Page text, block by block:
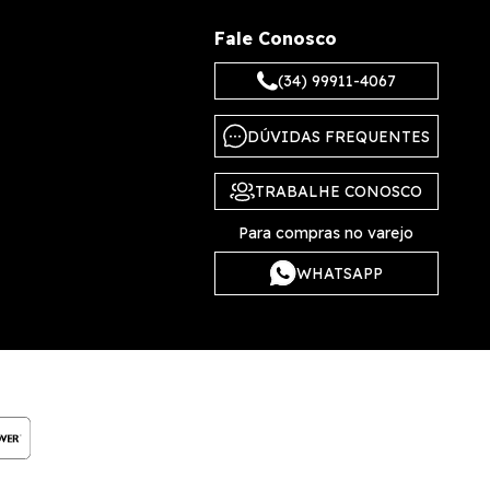
Fale Conosco
(34) 99911-4067
DÚVIDAS FREQUENTES
TRABALHE CONOSCO
Para compras no varejo
WHATSAPP